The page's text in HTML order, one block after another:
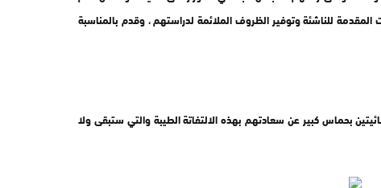
للناشئة وتوفير الظروف الملائمة لدراستهم ، وقدم بالمناسبة
بحماس كبير عن سعادتهم بهذه الالتفاتة الطيبة والتي ستبقى ولا